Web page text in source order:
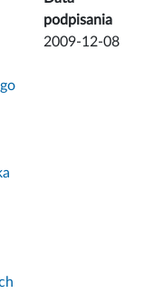
podpisania
2009-12-08